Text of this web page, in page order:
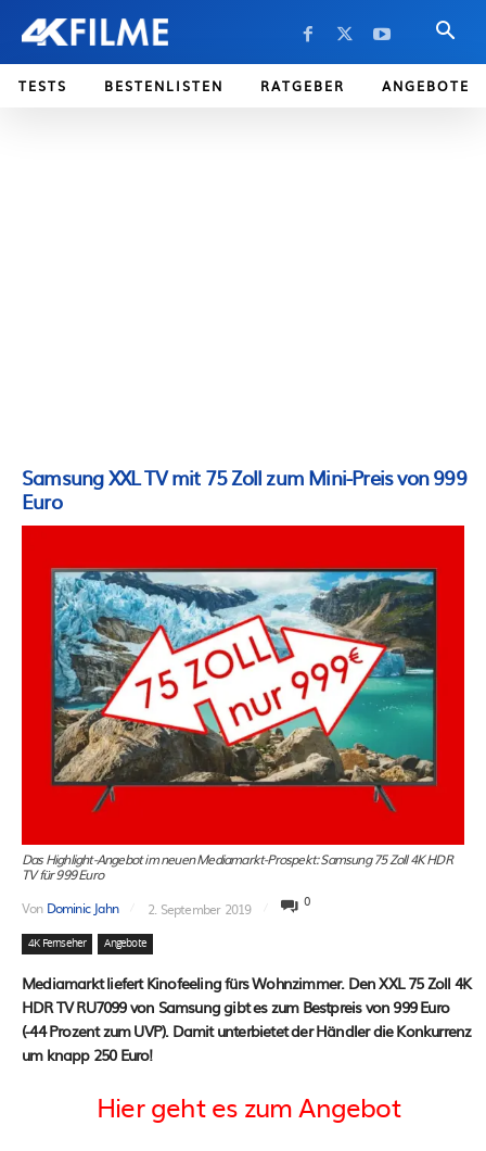
TESTS BESTENLISTEN RATGEBER ANGEBOTE
Samsung XXL TV mit 75 Zoll zum Mini-Preis von 999
Euro
Das Highlight-Angebot im neuen Mediamarkt-Prospekt: Samsung 75 Zoll 4K HDR
TV für 999 Euro
Von Dominic Jahn 2. September 2019 0
4K Fernseher Angebote
Mediamarkt liefert Kinofeeling fürs Wohnzimmer. Den XXL 75 Zoll 4K
HDR TV RU7099 von Samsung gibt es zum Bestpreis von 999 Euro
(-44 Prozent zum UVP). Damit unterbietet der Händler die Konkurrenz
um knapp 250 Euro!
Hier geht es zum Angebot